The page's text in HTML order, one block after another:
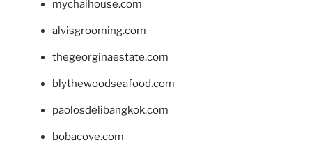
mychaihouse.com
alvisgrooming.com
thegeorginaestate.com
blythewoodseafood.com
paolosdelibangkok.com
bobacove.com